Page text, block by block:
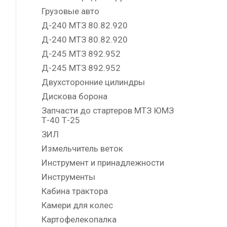
Грузовые авто
Д-240 МТЗ 80.82.920
Д-240 МТЗ 80.82.920
Д-245 МТЗ 892.952
Д-245 МТЗ 892.952
Двухсторонние цилиндры
Дискова борона
Запчасти до стартеров МТЗ ЮМЗ
Т-40 Т-25
ЗИЛ
Измельчитель веток
Инструмент и принадлежности
Инструменты
Кабина трактора
Камери для колес
Картофелекопалка